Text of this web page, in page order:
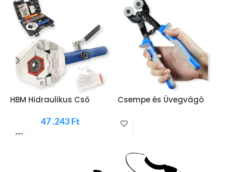
HBM Hidraulikus Cső
47 .243Ft
Csempe és Üvegvágó